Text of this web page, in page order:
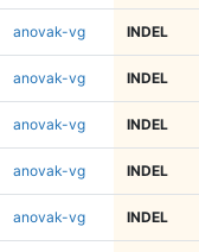
anovak-vg INDEL
anovak-vg INDEL
anovak-vg INDEL
anovak-vg INDEL
anovak-vg INDEL